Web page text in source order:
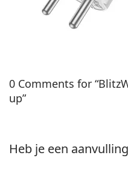
0 Comments for
up”
Heb je een